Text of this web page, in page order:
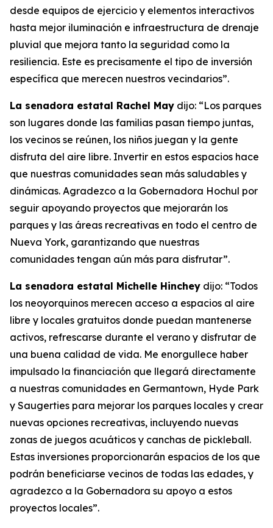
desde equipos de ejercicio y elementos interactivos
hasta mejor iluminación e infraestructura de drenaje
pluvial que mejora tanto la seguridad como la
resiliencia. Este es precisamente el tipo de inversión
específica que merecen nuestros vecindarios”.
La senadora estatal Rachel May dijo: “Los parques
son lugares donde las familias pasan tiempo juntas,
los vecinos se reúnen, los niños juegan y la gente
disfruta del aire libre. Invertir en estos espacios hace
que nuestras comunidades sean más saludables y
dinámicas. Agradezco a la Gobernadora Hochul por
seguir apoyando proyectos que mejorarán los
parques y las áreas recreativas en todo el centro de
Nueva York, garantizando que nuestras
comunidades tengan aún más para disfrutar”.
La senadora estatal Michelle Hinchey dijo: “Todos
los neoyorquinos merecen acceso a espacios al aire
libre y locales gratuitos donde puedan mantenerse
activos, refrescarse durante el verano y disfrutar de
una buena calidad de vida. Me enorgullece haber
impulsado la financiación que llegará directamente
a nuestras comunidades en Germantown, Hyde Park
y Saugerties para mejorar los parques locales y crear
nuevas opciones recreativas, incluyendo nuevas
zonas de juegos acuáticos y canchas de pickleball.
Estas inversiones proporcionarán espacios de los que
podrán beneficiarse vecinos de todas las edades, y
agradezco a la Gobernadora su apoyo a estos
proyectos locales”.